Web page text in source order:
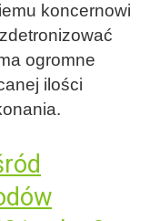
koncernowi
ogromne
ilości